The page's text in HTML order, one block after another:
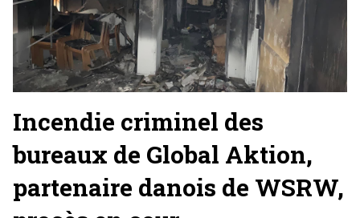
Incendie criminel des
bureaux de Global Aktion,
partenaire danois de WSRW,